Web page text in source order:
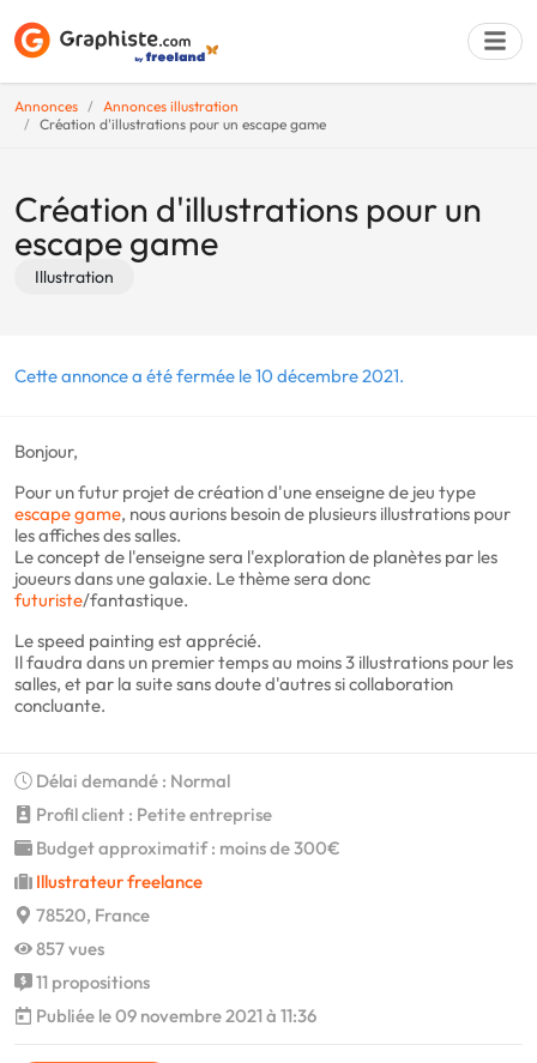
Annonces
Annonces illustration
Création d'illustrations pour un escape game
Création d'illustrations pour un
escape game
Illustration
Cette annonce a été fermée le 10 décembre 2021.
Bonjour,
Pour un futur projet de création d'une enseigne de jeu type
escape game, nous aurions besoin de plusieurs illustrations pour
les affiches des salles.
Le concept de l'enseigne sera l'exploration de planètes par les
joueurs dans une galaxie. Le thème sera donc
futuriste/fantastique.
Le speed painting est apprécié.
Il faudra dans un premier temps au moins 3 illustrations pour les
salles, et par la suite sans doute d'autres si collaboration
concluante.
Délai demandé : Normal
Profil client : Petite entreprise
Budget approximatif : moins de 300€
Illustrateur freelance
78520, France
857 vues
11 propositions
Publiée le 09 novembre 2021 à 11:36